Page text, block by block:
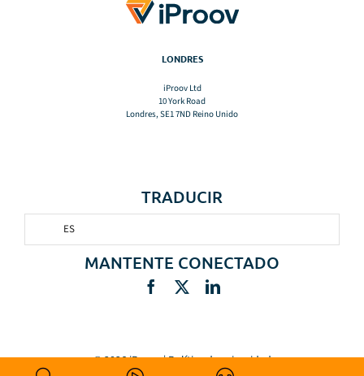
LONDRES
iProov Ltd
10 York Road
Londres, SE1 7ND Reino Unido
TRADUCIR
ES
MANTENTE CONECTADO
© 2026 iProov |Política de privacidad